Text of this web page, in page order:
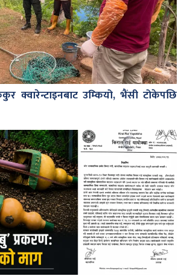
क्वारेन्टाइनबाट उम्कियो, भैंसी टोकेपछि